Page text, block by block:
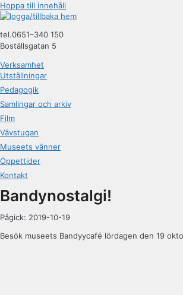
Hoppa till innehåll
tel.0651–340 150
Boställsgatan 5
Verksamhet
Utställningar
Pedagogik
Samlingar och arkiv
Film
Vävstugan
Museets vänner
Öppettider
Kontakt
Bandynostalgi!
Pågick: 2019-10-19
Besök museets Bandyycafé lördagen den 19